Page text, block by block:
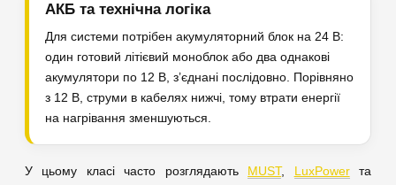
АКБ та технічна логіка
Для системи потрібен акумуляторний блок на 24 В:
один готовий літієвий моноблок або два однакові
акумулятори по 12 В, з’єднані послідовно. Порівняно
з 12 В, струми в кабелях нижчі, тому втрати енергії
на нагрівання зменшуються.
У цьому класі часто розглядають MUST, LuxPowerта